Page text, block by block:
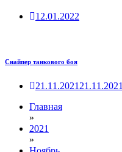
12.01.2022
Снайпер танкового боя
21.11.2021 21.11.2021
Главная
»
2021
»